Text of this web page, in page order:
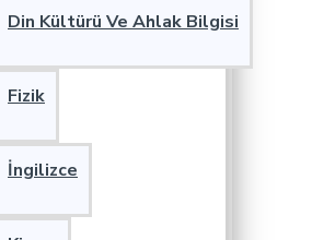
Din Kültürü Ve Ahlak Bilgisi
Fizik
İngilizce